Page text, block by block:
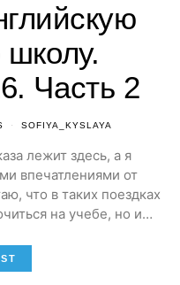
Часть 2
SOFIYA_KYSLAYA
лежит здесь, а я
впечатлениями от
что в таких поездках
на учебе, но и…